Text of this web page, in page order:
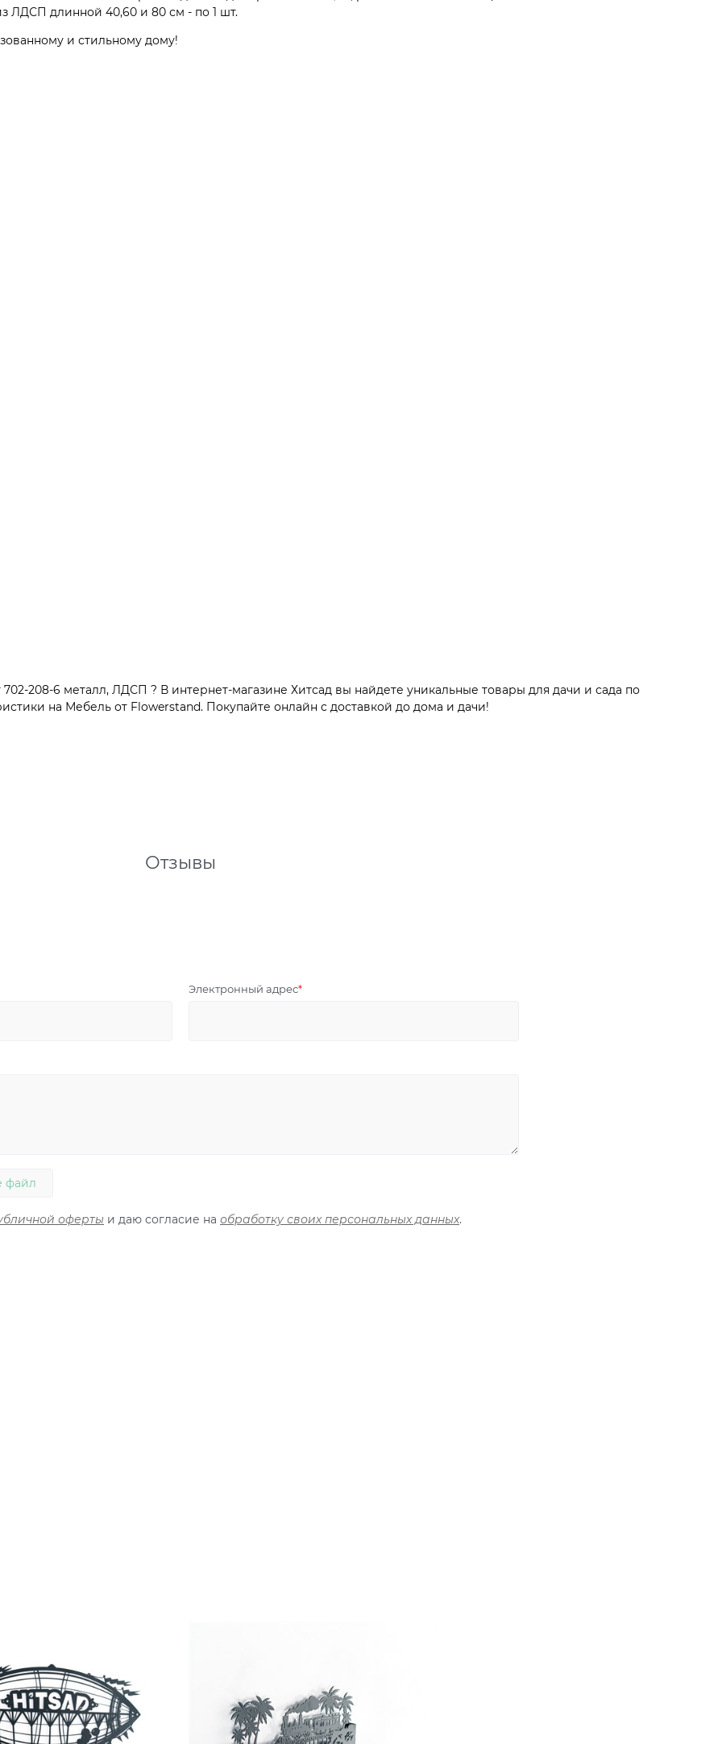
ЛДСП длинной 40,60 и 80 см - по 1 шт.
и стильному дому!
208-6 металл, ЛДСП ? В интернет-магазине Хитсад вы найдете уникальные товары для дачи и сада по
на Мебель от Flowerstand. Покупайте онлайн с доставкой до дома и дачи!
Отзывы
Электронный адрес
файл
оферты и даю согласие на обработку своих персональных данных.